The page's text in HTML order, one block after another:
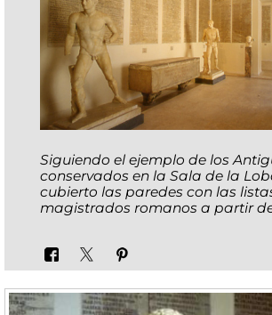
Siguiendo el ejemplo de los
conservados en la Sala de la
cubierto las paredes con las
magistrados romanos a partir